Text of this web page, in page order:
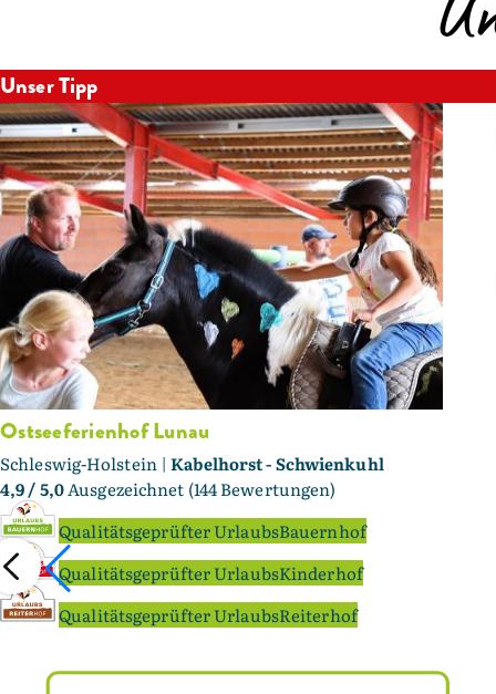
Unser Tipp
Ostseeferienhof Lunau
Schleswig-Holstein |Kabelhorst - Schwienkuhl
4,9/ 5,0Ausgezeichnet (144 Bewertungen)
Qualitätsgeprüfter UrlaubsBauernhof
Qualitätsgeprüfter UrlaubsKinderhof
Qualitätsgeprüfter UrlaubsReiterhof